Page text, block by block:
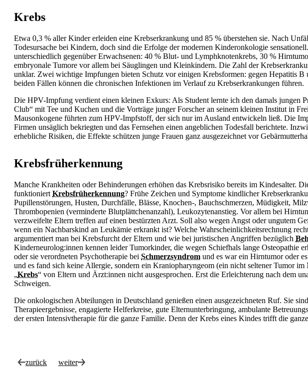
Krebs
Etwa 0,3 % aller Kinder erleiden eine Krebserkrankung und 85 % überstehen sie. Nach
Todesursache bei Kindern, doch sind die Erfolge der modernen Kinderonkologie
unterschiedlich gegenüber Erwachsenen: 40 % Blut- und Lymphknotenkrebs, 30 %
embryonale Tumore vor allem bei Säuglingen und Kleinkindern. Die Zahl der
unklar. Zwei wichtige Impfungen bieten Schutz vor einigen Krebsformen: gegen Hepatitis B
beiden Fällen können die chronischen Infektionen im Verlauf zu Krebserkrankungen führen.
Die HPV-Impfung verdient einen kleinen Exkurs: Als Student lernte ich den damals jungen
Club“ mit Tee und Kuchen und die Vorträge junger Forscher an seinem kleinen Institut in
Mausonkogene führten zum HPV-Impfstoff, der sich nur im Ausland entwickeln ließ. Die
Firmen unsäglich bekriegten und das Fernsehen einen angeblichen Todesfall berichtete.
erhebliche Risiken, die Effekte schützen junge Frauen ganz ausgezeichnet vor
Krebsfrüherkennung
Manche Krankheiten oder Behinderungen erhöhen das Krebsrisiko bereits im Kindesalter.
funktioniert Krebsfrüherkennung? Frühe Zeichen und Symptome kindlicher
Pupillenstörungen, Husten, Durchfälle, Blässe, Knochen-, Bauchschmerzen, Müdigkeit,
Thrombopenien (verminderte Blutplättchenanzahl), Leukozytenanstieg. Vor allem bei
verzweifelte Eltern treffen auf einen bestürzten Arzt. Soll also wegen Angst oder ungutem
wenn ein Nachbarskind an Leukämie erkrankt ist? Welche Wahrscheinlichkeitsrechnung
argumentiert man bei Krebsfurcht der Eltern und wie bei juristischen Angriffen bezüglich
Kinderneurolog:innen kennen leider Tumorkinder, die wegen Schiefhals lange Osteopathie
oder sie verordneten Psychotherapie bei Schmerzsyndrom und es war ein Hirntumor oder
und es fand sich keine Allergie, sondern ein Kraniopharyngeom (ein nicht seltener Tumor
„Krebs“ von Eltern und Ärzt:innen nicht ausgesprochen. Erst die Erleichterung nach dem
Schweigen.
Die onkologischen Abteilungen in Deutschland genießen einen ausgezeichneten Ruf. Sie
Therapieergebnisse, engagierte Helferkreise, gute Elternunterbringung, ambulante
der ersten Intensivtherapie für die ganze Familie. Denn derKrebs eines Kindes trifft die
zurück weiter